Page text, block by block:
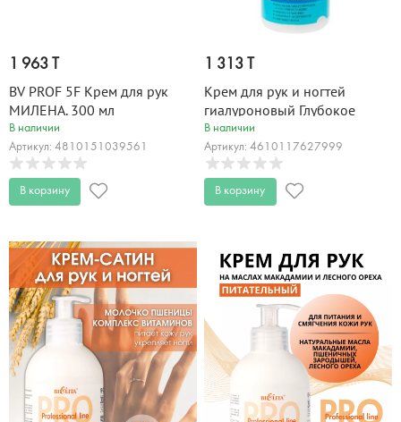
1 963 T
BV PROF 5F Крем для рук
МИЛЕНА. 300 мл
В наличии
Артикул: 4810151039561
В корзину
1 313 T
Крем для рук и ногтей
гиалуроновый Глубокое
увлажнение с дозатором 250
мл
В наличии
Артикул: 4610117627999
В корзину